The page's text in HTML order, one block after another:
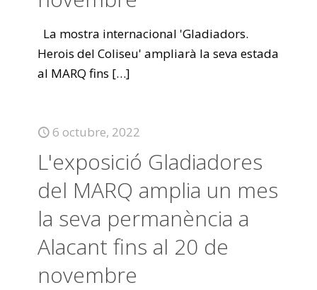
La mostra internacional 'Gladiadors.
Herois del Coliseu' ampliarà la seva estada
al MARQ fins […]
6 octubre, 2022
L'exposició Gladiadores
del MARQ amplia un mes
la seva permanència a
Alacant fins al 20 de
novembre